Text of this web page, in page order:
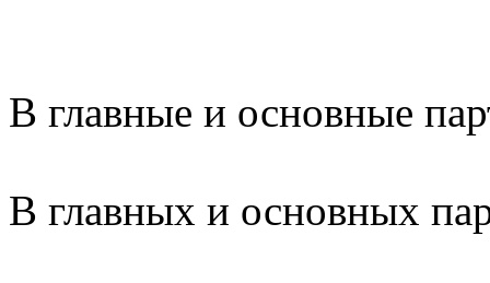
В главные и основные
В главных и основных